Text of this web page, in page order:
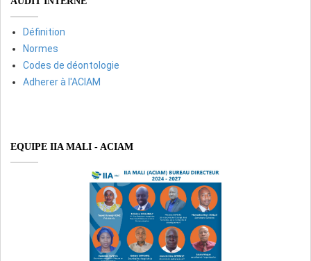
Définition
Normes
Codes de déontologie
Adherer à l'ACIAM
EQUIPE IIA MALI - ACIAM